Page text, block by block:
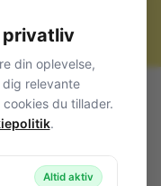
Strøm
(5,08)
Green
din oplevelse,
relevante
du tillader.
.
Altid aktiv